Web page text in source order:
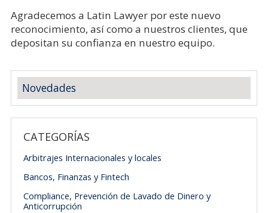
Agradecemos a Latin Lawyer por este nuevo
reconocimiento, así como a nuestros clientes, que
depositan su confianza en nuestro equipo.
Novedades
CATEGORÍAS
Arbitrajes Internacionales y locales
Bancos, Finanzas y Fintech
Compliance, Prevención de Lavado de Dinero y
Anticorrupción